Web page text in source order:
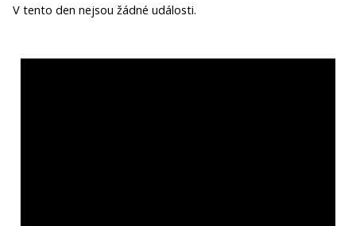
V tento den nejsou žádné události.